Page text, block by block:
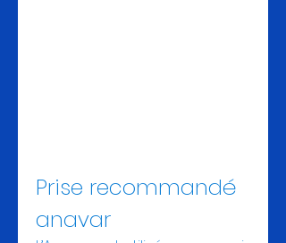
Prise recommandé
anavar